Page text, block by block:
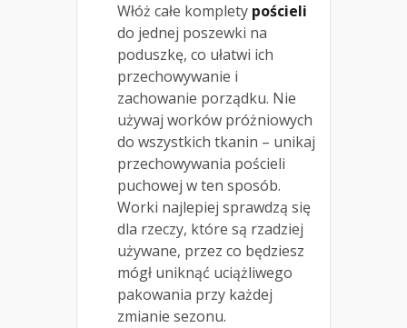
Włóż całe komplety pościeli
do jednej poszewki na
poduszkę, co ułatwi ich
przechowywanie i
zachowanie porządku. Nie
używaj worków próżniowych
do wszystkich tkanin – unikaj
przechowywania pościeli
puchowej w ten sposób.
Worki najlepiej sprawdzą się
dla rzeczy, które są rzadziej
używane, przez co będziesz
mógł uniknąć uciążliwego
pakowania przy każdej
zmianie sezonu.